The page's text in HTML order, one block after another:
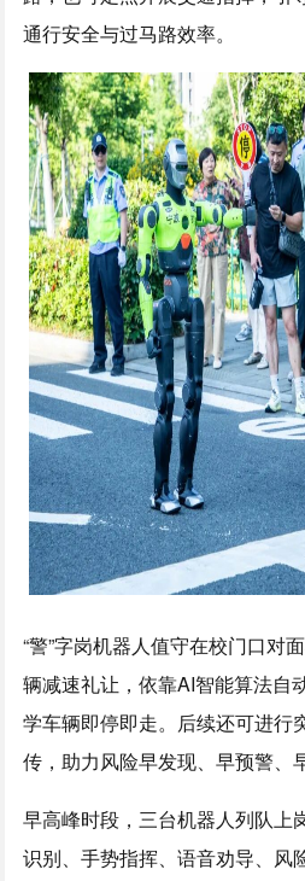
通行安全与过马路效率。
“警”字岗机器人值守在校门口对
辆减速礼让，依靠AI智能算法自
学车辆即停即走。后续还可进行
传，助力风险早发现、早预警、
早高峰时段，三台机器人列队上
识别、手势指挥、语音劝导、风